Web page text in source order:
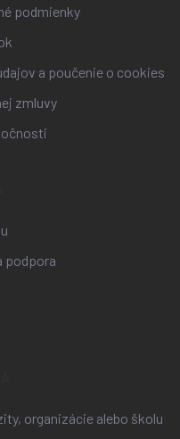
podmienky
a poučenie o cookies
zmluvy
podpora
organizácie alebo školu